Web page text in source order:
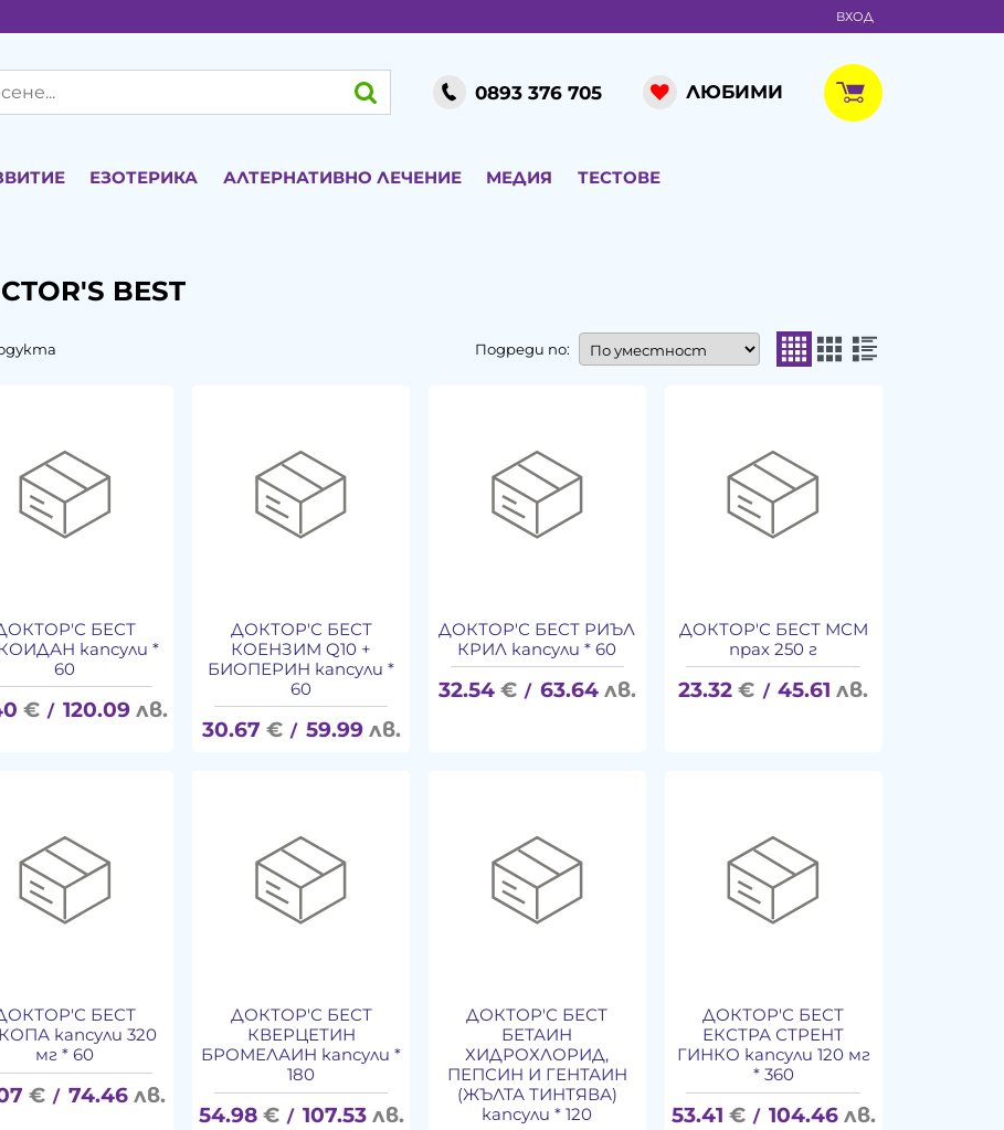
ВХОД
0893 376 705 ЛЮБИМИ
ЕЗОТЕРИКА АЛТЕРНАТИВНО ЛЕЧЕНИЕ МЕДИЯ ТЕСТОВЕ
BEST
Подреди по:
БЕСТ
капсули *
60
€ / 120.09 лв.
ДОКТОР'С БЕСТ
КОЕНЗИМ Q10 +
БИОПЕРИН капсули *
60
30.67 € / 59.99 лв.
ДОКТОР'С БЕСТ РИЪЛ
КРИЛ капсули * 60
32.54 € / 63.64 лв.
ДОКТОР'С БЕСТ МСМ
прах 250 г
23.32 € / 45.61 лв.
БЕСТ
капсули 320
мг * 60
€ / 74.46 лв.
ДОКТОР'С БЕСТ
КВЕРЦЕТИН
БРОМЕЛАИН капсули *
180
54.98 € / 107.53 лв.
ДОКТОР'С БЕСТ
БЕТАИН
ХИДРОХЛОРИД,
ПЕПСИН И ГЕНТАИН
(ЖЪЛТА ТИНТЯВА)
капсули * 120
ДОКТОР'С БЕСТ
ЕКСТРА СТРЕНТ
ГИНКО капсули 120 мг
* 360
53.41 € / 104.46 лв.